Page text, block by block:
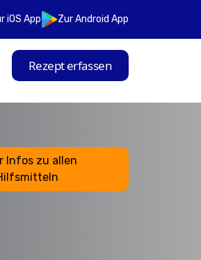
iOS App Zur Android App
Rezept erfassen
Infos zu allen